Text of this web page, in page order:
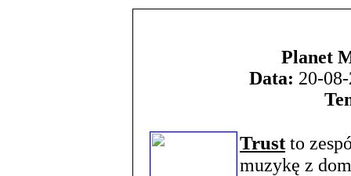
Planet
Data: 20-
Trustto
muzykę z